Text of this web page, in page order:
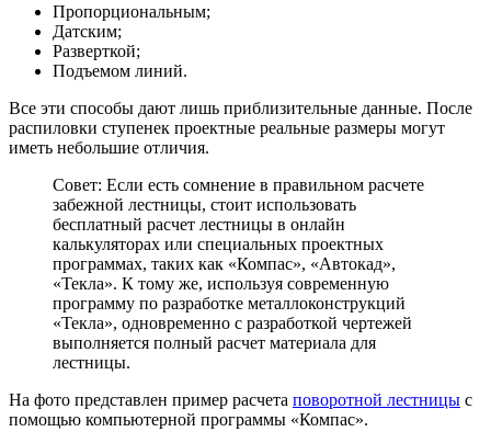
Пропорциональным;
Датским;
Разверткой;
Подъемом линий.
Все эти способы дают лишь приблизительные данные. После
распиловки ступенек проектные реальные размеры могут
иметь небольшие отличия.
Совет: Если есть сомнение в правильном расчете
забежной лестницы, стоит использовать
бесплатный расчет лестницы в онлайн
калькуляторах или специальных проектных
программах, таких как «Компас», «Автокад»,
«Текла». К тому же, используя современную
программу по разработке металлоконструкций
«Текла», одновременно с разработкой чертежей
выполняется полный расчет материала для
лестницы.
На фото представлен пример расчета поворотной лестницы с
помощью компьютерной программы «Компас».